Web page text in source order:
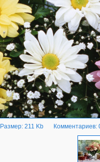
Размер: 211 Kb Комментариев: